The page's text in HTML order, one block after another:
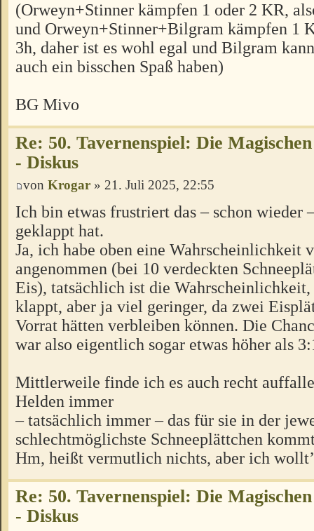
(Orweyn+Stinner kämpfen 1 oder 2 KR,
und Orweyn+Stinner+Bilgram kämpfen 1
3h, daher ist es wohl egal und Bilgram
auch ein bisschen Spaß haben)
BG Mivo
Re: 50. Tavernenspiel: Die
- Diskus
von Krogar » 21. Juli 2025, 22:55
Ich bin etwas frustriert das – schon wieder
geklappt hat.
Ja, ich habe oben eine Wahrscheinlichkeit
angenommen (bei 10 verdeckten
Eis), tatsächlich ist die Wahrscheinlichkeit,
klappt, aber ja viel geringer, da zwei
Vorrat hätten verbleiben können. Die
war also eigentlich sogar etwas höher als
Mittlerweile finde ich es auch recht
Helden immer
– tatsächlich immer – das für sie in der
schlechtmöglichste Schneeplättchen
Hm, heißt vermutlich nichts, aber ich
Re: 50. Tavernenspiel: Die
- Diskus